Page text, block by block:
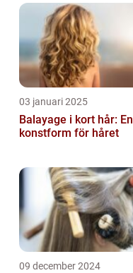
03 januari 2025
Balayage i kort hår: En
konstform för håret
09 december 2024